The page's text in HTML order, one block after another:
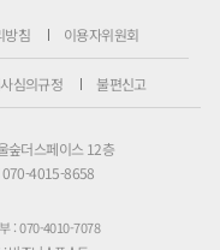
방침 이용자위원회
심의규정 불편신고
숲더스페이스 12층
070-4015-8658
: 070-4010-7078